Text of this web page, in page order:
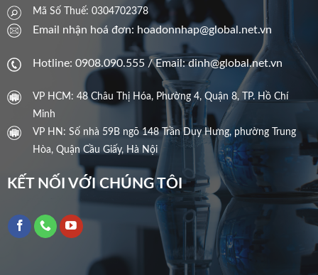
Mã Số Thuế: 0304702378
Email nhận hoá đơn: hoadonnhap@global.net.vn
Hotline: 0908.090.555 / Email: dinh@global.net.vn
VP HCM: 48 Châu Thị Hóa, Phường 4, Quận 8, TP. Hồ Chí
Minh
VP HN: Số nhà 59B ngõ 148 Trần Duy Hưng, phường Trung
Hòa, Quận Cầu Giấy, Hà Nội
KẾT NỐI VỚI CHÚNG TÔI